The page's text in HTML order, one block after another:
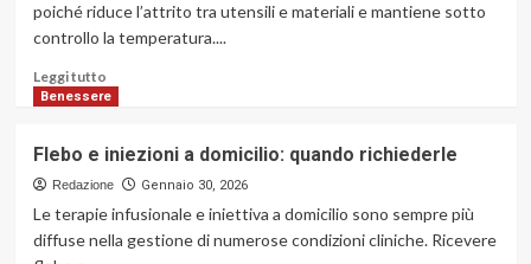
per
che
silos
aziendali
poiché riduce l’attrito tra utensili e materiali e mantiene sotto
controllo la temperatura....
Leggi tuttoLeggi
di
Che
cos’è
il
lubrorefrigerante
Benessere
Flebo e iniezioni a domicilio: quando richiederle
Redazione Gennaio 30, 2026
Le terapie infusionale e iniettiva a domicilio sono sempre più
diffuse nella gestione di numerose condizioni cliniche. Ricevere